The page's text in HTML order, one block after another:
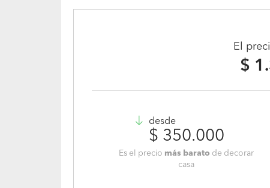
El
$
desde
$ 350.000
Es el precio más barato de decorar
casa